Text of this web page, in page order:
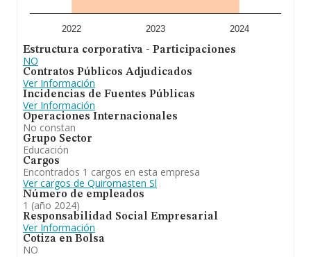
academia de enseñanza de masajes corporales. centro
de masajes corporales. Se ha posicionado más abajo
2022 2023 2024
Estructura corporativa - Participaciones
NO
Contratos Públicos Adjudicados
Ver Información
Incidencias de Fuentes Públicas
Ver Información
Operaciones Internacionales
No constan
Grupo Sector
Educación
Cargos
Encontrados 1 cargos en esta empresa
Ver cargos de Quiromasten Sl
Número de empleados
1 (año 2024)
Responsabilidad Social Empresarial
Ver Información
Cotiza en Bolsa
NO